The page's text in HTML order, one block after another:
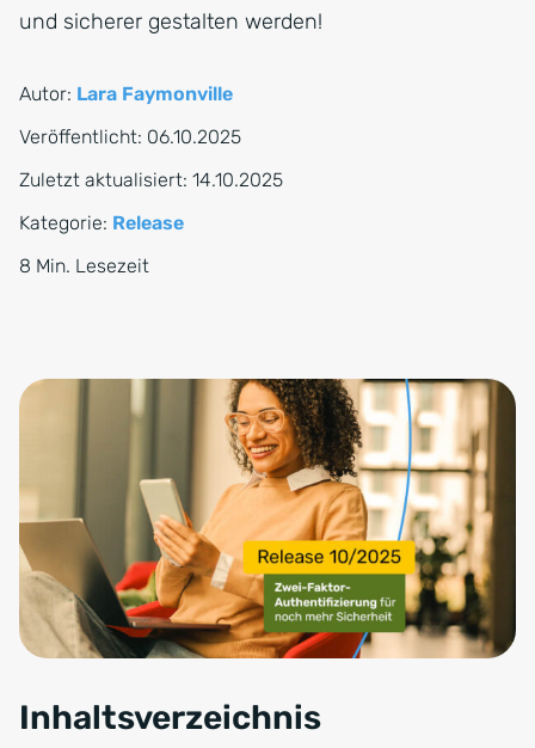
und sicherer gestalten werden!
Autor: Lara Faymonville
Veröffentlicht: 06.10.2025
Zuletzt aktualisiert: 14.10.2025
Kategorie: Release
8 Min. Lesezeit
Inhaltsverzeichnis